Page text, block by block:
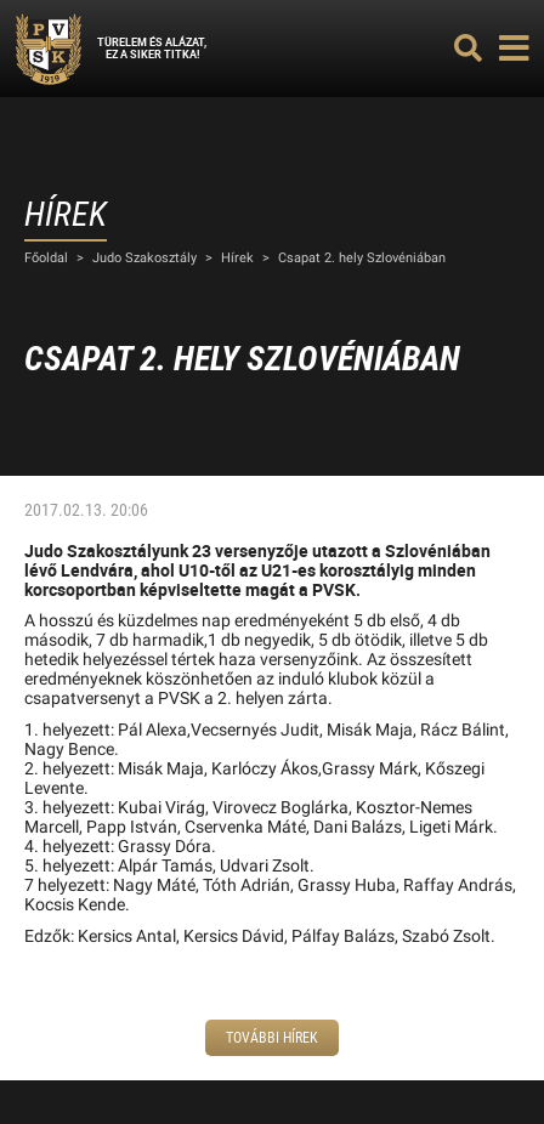
TÜRELEM ÉS ALÁZAT,
EZ A SIKER TITKA!
HÍREK
Főoldal > Judo Szakosztály > Hírek > Csapat 2. hely Szlovéniában
CSAPAT 2. HELY SZLOVÉNIÁBAN
2017.02.13. 20:06
JudoSzakosztályunk 23 versenyzője utazott a Szlovéniában
lévő Lendvára, ahol U10-től az U21-es korosztályig minden
korcsoportban képviseltette magát a PVSK.
A hosszú és küzdelmes nap eredményeként 5 db első, 4 db
második, 7 db harmadik,1 db negyedik, 5 db ötödik, illetve 5 db
hetedik helyezéssel tértek haza versenyzőink. Az összesített
eredményeknek köszönhetően az induló klubok közül a
csapatversenyt a PVSK a 2. helyen zárta.
1. helyezett: Pál Alexa,Vecsernyés Judit, Misák Maja, Rácz Bálint,
Nagy Bence.
2. helyezett: Misák Maja, Karlóczy Ákos,Grassy Márk, Kőszegi
Levente.
3. helyezett: Kubai Virág, Virovecz Boglárka, Kosztor-Nemes
Marcell, Papp István, Cservenka Máté, Dani Balázs, Ligeti Márk.
4. helyezett: Grassy Dóra.
5. helyezett: Alpár Tamás, Udvari Zsolt.
7 helyezett: Nagy Máté, Tóth Adrián, Grassy Huba, Raffay András,
Kocsis Kende.
Edzők: Kersics Antal, Kersics Dávid, Pálfay Balázs, Szabó Zsolt.
TOVÁBBI HÍREK